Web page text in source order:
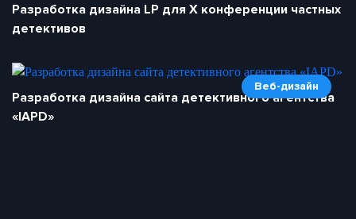
Разработка дизайна LP для X конференции частных
детективов
Веб-дизайн
Разработка дизайна сайта детективного агентства
«IAPD»